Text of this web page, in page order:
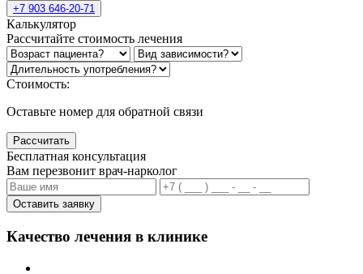
+7 903 646-20-71
Калькулятор
Рассчитайте стоимость лечения
Стоимость:
Оставьте номер для обратной связи
Рассчитать
Бесплатная консультация
Вам перезвонит врач-нарколог
Оставить заявку
Качество лечения в клинике